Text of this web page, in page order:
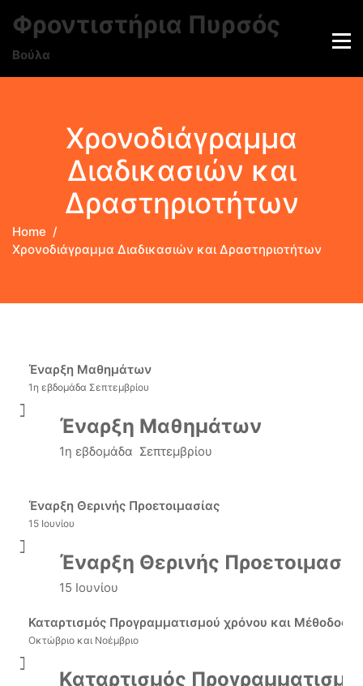
Φροντιστήρια Πυρσός
Βούλα
Χρονοδιάγραμμα
Διαδικασιών και
Δραστηριοτήτων
Home
Χρονοδιάγραμμα Διαδικασιών και Δραστηριοτήτων
Έναρξη Μαθημάτων
1η εβδομάδα Σεπτεμβρίου
Έναρξη Μαθημάτων
1η εβδομάδα Σεπτεμβρίου
Έναρξη Θερινής Προετοιμασίας
15 Ιουνίου
Έναρξη Θερινής
15 Ιουνίου
Καταρτισμός Προγραμματισμού χρόνου και Μέθοδος
Οκτώβριο και Νοέμβριο
Καταρτισμός